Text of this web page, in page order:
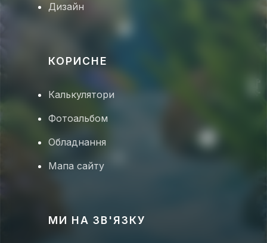
🐠
Дизайн
КОРИСНЕ
Калькулятори
Фотоальбом
Обладнання
Мапа сайту
МИ НА ЗВ'ЯЗКУ